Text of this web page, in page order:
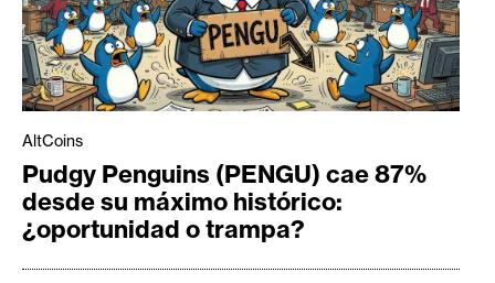
AltCoins
Pudgy Penguins (PENGU) cae 87%
desde su máximo histórico:
¿oportunidad o trampa?